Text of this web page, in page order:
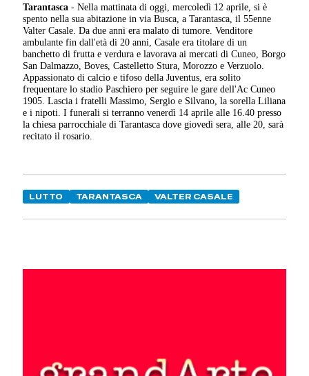
Tarantasca - Nella mattinata di oggi, mercoledì 12 aprile, si è
spento nella sua abitazione in via Busca, a Tarantasca, il 55enne
Valter Casale. Da due anni era malato di tumore. Venditore
ambulante fin dall'età di 20 anni, Casale era titolare di un
banchetto di frutta e verdura e lavorava ai mercati di Cuneo, Borgo
San Dalmazzo, Boves, Castelletto Stura, Morozzo e Verzuolo.
Appassionato di calcio e tifoso della Juventus, era solito
frequentare lo stadio Paschiero per seguire le gare dell'Ac Cuneo
1905. Lascia i fratelli Massimo, Sergio e Silvano, la sorella Liliana
e i nipoti. I funerali si terranno venerdì 14 aprile alle 16.40 presso
la chiesa parrocchiale di Tarantasca dove giovedì sera, alle 20, sarà
recitato il rosario.
LUTTO TARANTASCA VALTER CASALE